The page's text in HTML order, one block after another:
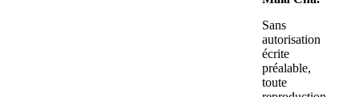
Sans
autorisation
écrite
préalable,
toute